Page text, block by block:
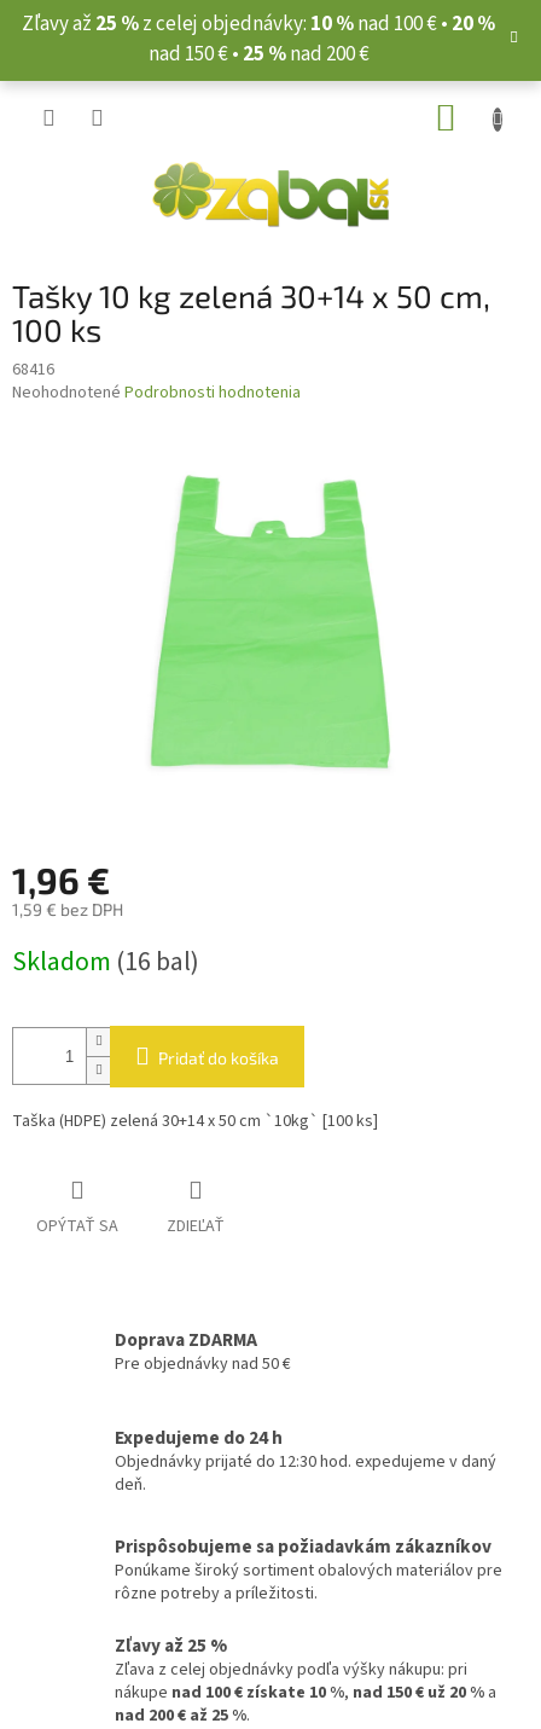
Prejsť
Zľavy až 25 %z celej objednávky: 10 %nad 100 € • 20 %
nad 150 € • 25 %nad 200 €
Tašky 10 kg zelená 30+14 x 50 cm,
100 ks
68416
Priemerné
Neohodnotené Podrobnosti hodnotenia
1,96 €
1,59 € bez DPH
cena:
Skladom (16 bal)
Pridať do košíka
Taška (HDPE) zelená 30+14 x 50 cm `10kg` [100 ks]
OPÝTAŤ SA ZDIEĽAŤ
Doprava ZDARMA
Pre objednávky nad 50 €
Expedujeme do 24 h
Objednávky prijaté do 12:30 hod. expedujeme v daný
deň.
Prispôsobujeme sa požiadavkám zákazníkov
Ponúkame široký sortiment obalových materiálov pre
rôzne potreby a príležitosti.
Zľavy až 25 %
Zľava z celej objednávky podľa výšky nákupu: pri
nákupe nad 100 € získate 10 %, nad 150 € už 20 % a
nad 200 € až 25 %.